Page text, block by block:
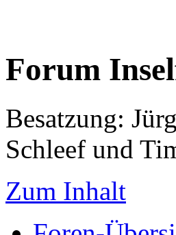
Forum
Besatzung:
Schleef und
Zum Inhalt